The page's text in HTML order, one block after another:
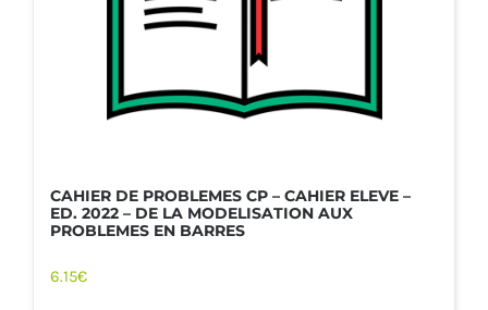
CAHIER DE PROBLEMES CP – CAHIER ELEVE –
ED. 2022 – DE LA MODELISATION AUX
PROBLEMES EN BARRES
6.15€